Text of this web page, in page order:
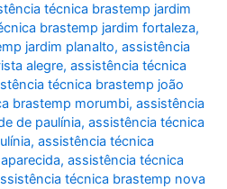
técnica brastemp jardim
brastemp jardim fortaleza,
jardim planalto,assistência
alegre,assistência técnica
técnica brastemp joão
brastemp morumbi,assistência
de paulínia,assistência técnica
,assistência técnica
,assistência técnica
técnica brastemp nova